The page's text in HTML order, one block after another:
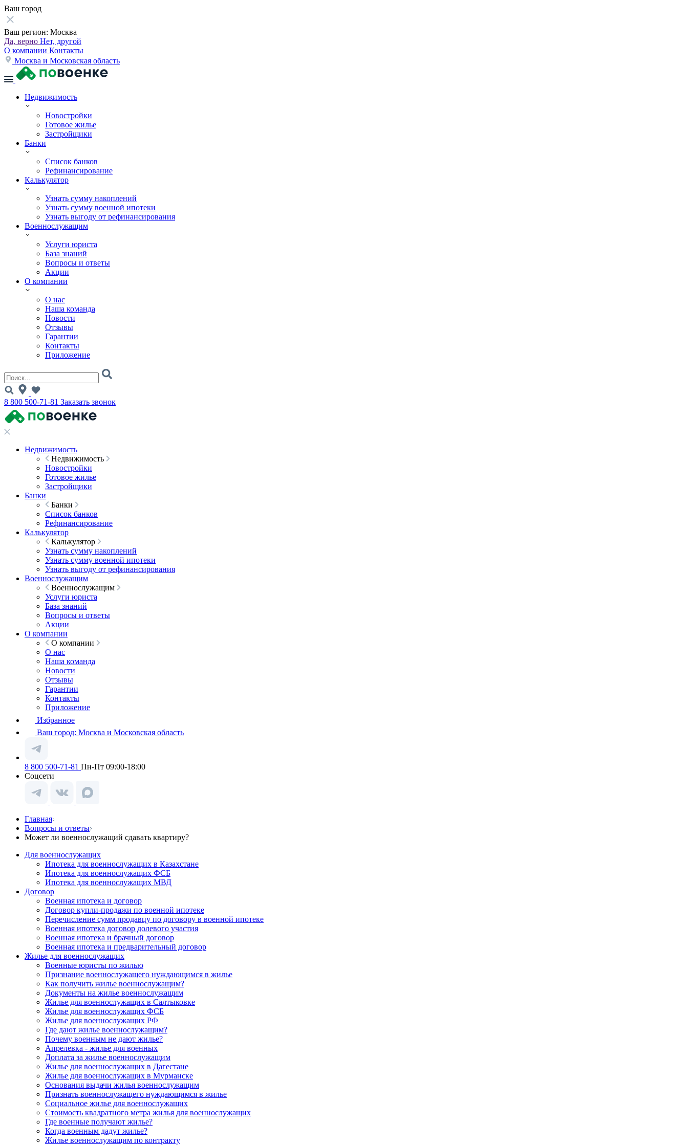
Ваш город
Ваш регион: Москва
Да, верно Нет, другой
О компании Контакты
Москва и Московская область
Недвижимость
Новостройки
Готовое жилье
Застройщики
Банки
Список банков
Рефинансирование
Калькулятор
Узнать сумму накоплений
Узнать сумму военной ипотеки
Узнать выгоду от рефинансирования
Военнослужащим
Услуги юриста
База знаний
Вопросы и ответы
Акции
О компании
О нас
Наша команда
Новости
Отзывы
Гарантии
Контакты
Приложение
8 800 500-71-81 Заказать звонок
Недвижимость
Недвижимость
Новостройки
Готовое жилье
Застройщики
Банки
Банки
Список банков
Рефинансирование
Калькулятор
Калькулятор
Узнать сумму накоплений
Узнать сумму военной ипотеки
Узнать выгоду от рефинансирования
Военнослужащим
Военнослужащим
Услуги юриста
База знаний
Вопросы и ответы
Акции
О компании
О компании
О нас
Наша команда
Новости
Отзывы
Гарантии
Контакты
Приложение
Избранное
Ваш город: Москва и Московская область
8 800 500-71-81 Пн-Пт 09:00-18:00
Соцсети
Главная
Вопросы и ответы
Может ли военнослужащий сдавать квартиру?
Для военнослужащих
Ипотека для военнослужащих в Казахстане
Ипотека для военнослужащих ФСБ
Ипотека для военнослужащих МВД
Договор
Военная ипотека и договор
Договор купли-продажи по военной ипотеке
Перечисление сумм продавцу по договору в военной ипотеке
Военная ипотека договор долевого участия
Военная ипотека и брачный договор
Военная ипотека и предварительный договор
Жилье для военнослужащих
Военные юристы по жилью
Признание военнослужащего нуждающимся в жилье
Как получить жилье военнослужащим?
Документы на жилье военнослужащим
Жилье для военнослужащих в Салтыковке
Жилье для военнослужащих ФСБ
Жилье для военнослужащих РФ
Где дают жилье военнослужащим?
Почему военным не дают жилье?
Апрелевка - жилье для военных
Доплата за жилье военнослужащим
Жилье для военнослужащих в Дагестане
Жилье для военнослужащих в Мурманске
Основания выдачи жилья военнослужащим
Признать военнослужащего нуждающимся в жилье
Социальное жилье для военнослужащих
Стоимость квадратного метра жилья для военнослужащих
Где военные получают жилье?
Когда военным дадут жилье?
Жилье военнослужащим по контракту